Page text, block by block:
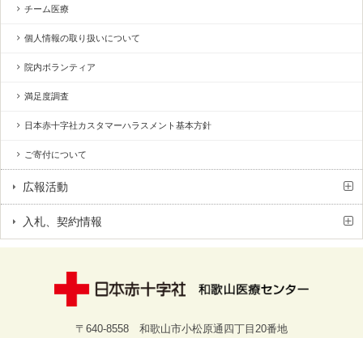
チーム医療
個人情報の取り扱いについて
院内ボランティア
満足度調査
日本赤十字社カスタマーハラスメント基本方針
ご寄付について
広報活動
入札、契約情報
〒640-8558 和歌山市小松原通四丁目20番地